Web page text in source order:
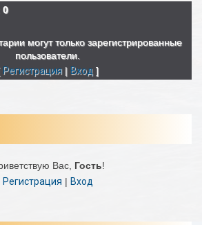
0
могут только зарегистрированные
пользователи.
Регистрация| Вход ]
Вас, Гость!
Регистрация | Вход